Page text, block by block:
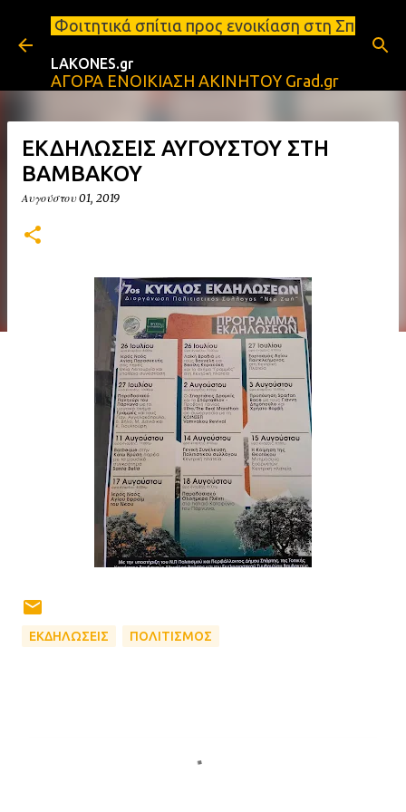
Μετάβαση στο κύριο περιεχόμενο
προς ενοικίαση στη Σπάρτη Ενοικιάσεις
LAKONES.gr
ΑΓΟΡΑ ΕΝΟΙΚΙΑΣΗ ΑΚΙΝΗΤΟΥ Grad.gr
ΕΚΔΗΛΩΣΕΙΣ ΑΥΓΟΥΣΤΟΥ ΣΤΗ
ΒΑΜΒΑΚΟΥ
Αυγούστου 01, 2019
ΕΚΔΗΛΩΣΕΙΣ ΠΟΛΙΤΙΣΜΟΣ